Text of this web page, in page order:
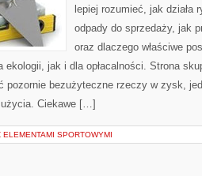
lepiej rozumieć, jak działa
odpady do sprzedaży, jak
oraz dlaczego właściwe
ekologii, jak i dla opłacalności. Strona
pozornie bezużyteczne rzeczy w zysk,
użycia. Ciekawe […]
ELEMENTAMI SPORTOWYMI